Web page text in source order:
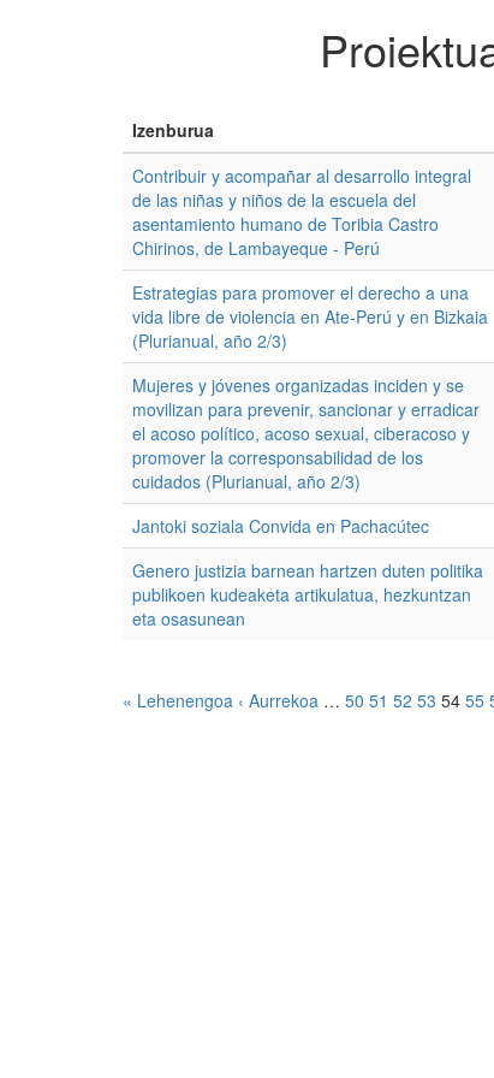
Izenburua
Contribuir y acompañar al desarrollo integral
de las niñas y niños de la escuela del
asentamiento humano de Toribia Castro
Chirinos, de Lambayeque - Perú
Estrategias para promover el derecho a una
vida libre de violencia en Ate-Perú y en Bizkaia
(Plurianual, año 2/3)
Mujeres y jóvenes organizadas inciden y se
movilizan para prevenir, sancionar y erradicar
el acoso político, acoso sexual, ciberacoso y
promover la corresponsabilidad de los
cuidados (Plurianual, año 2/3)
Jantoki soziala Convida en Pachacútec
Genero justizia barnean hartzen duten politika
publikoen kudeaketa artikulatua, hezkuntzan
eta osasunean
« Lehenengoa ‹ Aurrekoa … 50 51 52 53 54 55